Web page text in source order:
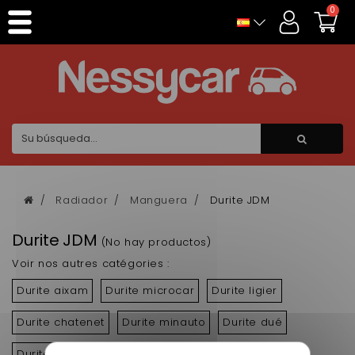
0
Radiador Manguera Durite JDM
Durite JDM (No hay productos)
Voir nos autres catégories :
Durite aixam
Durite microcar Durite ligier
Durite chatenet Durite minauto Durite dué
Panel de gestión de cookies